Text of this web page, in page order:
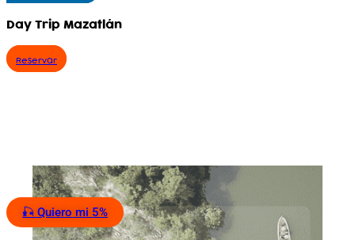
Day Trip Mazatlán
Reservar
🎣 Quiero mi 5%